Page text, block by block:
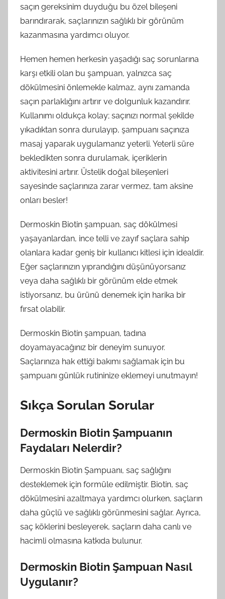
saçın gereksinim duyduğu bu özel bileşeni
barındırarak, saçlarınızın sağlıklı bir görünüm
kazanmasına yardımcı oluyor.
Hemen hemen herkesin yaşadığı saç sorunlarına
karşı etkili olan bu şampuan, yalnızca saç
dökülmesini önlemekle kalmaz, aynı zamanda
saçın parlaklığını artırır ve dolgunluk kazandırır.
Kullanımı oldukça kolay; saçınızı normal şekilde
yıkadıktan sonra durulayıp, şampuanı saçınıza
masaj yaparak uygulamanız yeterli. Yeterli süre
bekledikten sonra durulamak, içeriklerin
aktivitesini artırır. Üstelik doğal bileşenleri
sayesinde saçlarınıza zarar vermez, tam aksine
onları besler!
Dermoskin Biotin şampuan, saç dökülmesi
yaşayanlardan, ince telli ve zayıf saçlara sahip
olanlara kadar geniş bir kullanıcı kitlesi için idealdir.
Eğer saçlarınızın yıprandığını düşünüyorsanız
veya daha sağlıklı bir görünüm elde etmek
istiyorsanız, bu ürünü denemek için harika bir
fırsat olabilir.
Dermoskin Biotin şampuan, tadına
doyamayacağınız bir deneyim sunuyor.
Saçlarınıza hak ettiği bakımı sağlamak için bu
şampuanı günlük rutininize eklemeyi unutmayın!
Sıkça Sorulan Sorular
Dermoskin Biotin Şampuanın
Faydaları Nelerdir?
Dermoskin Biotin Şampuanı, saç sağlığını
desteklemek için formüle edilmiştir. Biotin, saç
dökülmesini azaltmaya yardımcı olurken, saçların
daha güçlü ve sağlıklı görünmesini sağlar. Ayrıca,
saç köklerini besleyerek, saçların daha canlı ve
hacimli olmasına katkıda bulunur.
Dermoskin Biotin Şampuan Nasıl
Uygulanır?